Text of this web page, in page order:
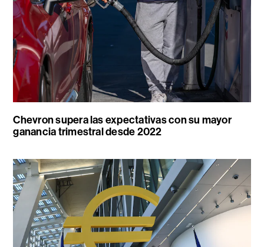
Chevron supera las expectativas con su mayor
ganancia trimestral desde 2022